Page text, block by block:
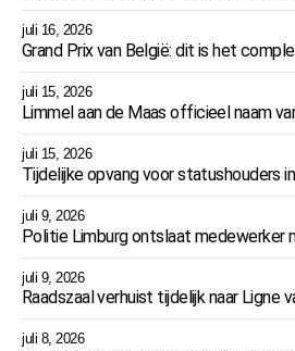
juli 16, 2026
Grand Prix van België: dit is het
juli 15, 2026
Limmel aan de Maas officieel naam
juli 15, 2026
Tijdelijke opvang voor statushouders
juli 9, 2026
Politie Limburg ontslaat medewerker
juli 9, 2026
Raadszaal verhuist tijdelijk naar Ligne
juli 8, 2026